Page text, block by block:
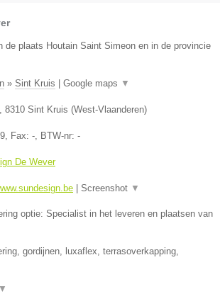
de plaats Houtain Saint Simeon en in de provincie
» Sint Kruis Google maps ▼
, 8310 Sint Kruis (West-Vlaanderen)
, Fax: -, BTW-nr: -
De Wever
Screenshot ▼
optie: Specialist in het leveren en plaatsen van
gordijnen, luxaflex, terrasoverkapping,
▼